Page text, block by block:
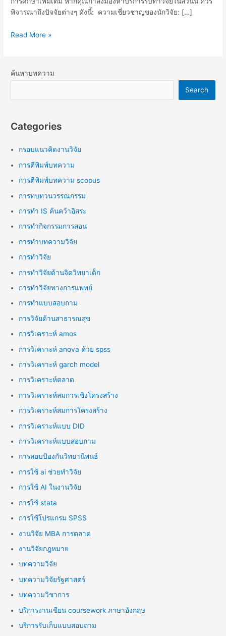
พิจารณาถึงปัจจัยต่างๆ ดังนี้: ความเชี่ยวชาญของนักวิจัย: […]
Read More »
ค้นหาบทความ
Search
Categories
กรอบแนวคิดงานวิจัย
การตีพิมพ์บทความ
การตีพิมพ์บทความ scopus
การทบทวนวรรณกรรม
การทำ IS ค้นคว้าอิสระ
การทำกิจกรรมการสอน
การทำบทความวิจัย
การทำวิจัย
การทำวิจัยด้านจิตวิทยาเด็ก
การทำวิจัยทางการแพทย์
การทำแบบสอบถาม
การวิจัยด้านสาธารณสุข
การวิเคราะห์ amos
การวิเคราะห์ anova ด้วย spss
การวิเคราะห์ garch model
การวิเคราะห์ตลาด
การวิเคราะห์สมการเชิงโครงสร้าง
การวิเคราะห์สมการโครงสร้าง
การวิเคราะห์แบบ DID
การวิเคราะห์แบบสอบถาม
การสอบป้องกันวิทยานิพนธ์
การใช้ ai ช่วยทำวิจัย
การใช้ AI ในงานวิจัย
การใช้ stata
การใช้โปรแกรม SPSS
งานวิจัย MBA การตลาด
งานวิจัยกฎหมาย
บทความวิจัย
บทความวิจัยรัฐศาสตร์
บทความวิชาการ
บริการงานเขียน coursework ภาษาอังกฤษ
บริการรับเก็บแบบสอบถาม